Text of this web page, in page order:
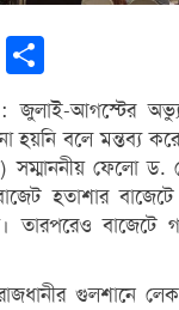
Email
: জুলাই-আগস্টের
হয়নি বলে মন্তব্য
সম্মাননীয় ফেলো ড.
হতাশার
তারপরেও বাজেটে
গুলশানে